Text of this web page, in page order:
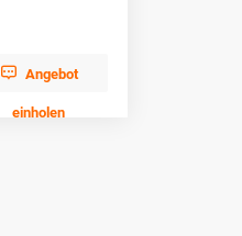
 Angebot
einholen